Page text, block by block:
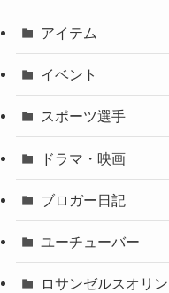
アイテム
イベント
スポーツ選手
ドラマ・映画
ブロガー日記
ユーチューバー
ロサンゼルスオリ